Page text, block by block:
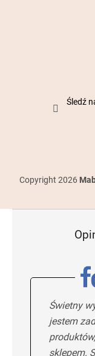
Śledź
Copyright 2026
Świetny
jestem
sklepem.